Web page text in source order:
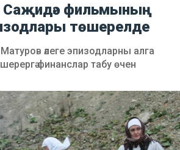
Саҗидә» фильмының
төшерелде
әлеге эпизодларны алга
финанслар табу өчен